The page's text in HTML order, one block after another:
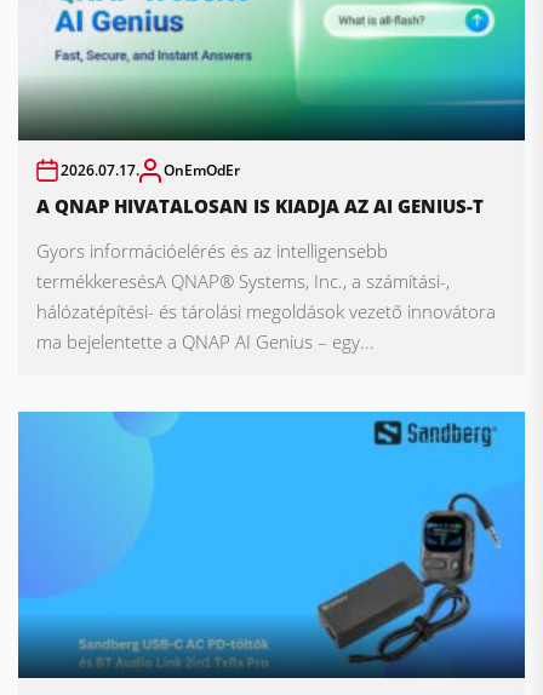
2026.07.17. OnEmOdEr
A QNAP HIVATALOSAN IS KIADJA AZ AI GENIUS-T
Gyors információelérés és az intelligensebb
termékkeresésA QNAP® Systems, Inc., a számítási-,
hálózatépítési- és tárolási megoldások vezető innovátora
ma bejelentette a QNAP AI Genius – egy...